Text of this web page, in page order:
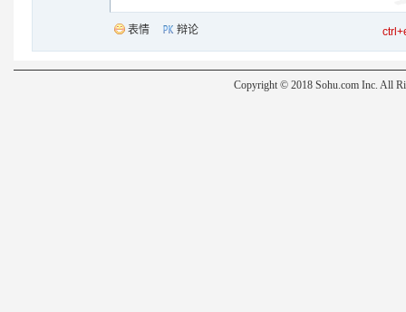
“反日”可以，但不应该用阴谋论
人做事需实事求是。[详细]
表情 辩论
Copyright © 2018 Sohu.com Inc. All